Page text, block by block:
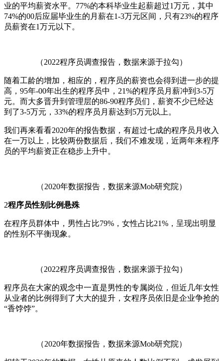
业的平均薪资水平。77%的本科毕业生起薪超过1万元，其中
74%的00后应届毕业生的月薪在1-3万元区间，只有23%的程序
员薪资在1万元以下。
（2022程序员调查报告，数据来源于拉勾）
随着工龄的增加，相应的，程序员的薪资也会得到进一步的提
高，95年-00年出生的程序员中，21%的程序员月薪冲到3-5万
元。而大多晋升到管理层的86-90程序员们，薪资不少已经达
到了3-5万元，33%的程序员月薪达到5万元以上。
我们再来看看2020年的报告数据，有超过七成的程序员月收入
在一万以上，比较两份数据后，我们不难发现，近两年来程序
员的平均薪资正在稳步上升中。
（2020年数据报告，数据来源Mob研究院）
2程序员性别比例悬殊
在程序员群体中，男性占比79%，女性占比21%，呈现出明显
的性别不平衡现象。
（2022程序员调查报告，数据来源于拉勾）
程序员在大家的观念中一直是男性的专属岗位，但近几年女性
从业者的比例得到了大大的提升，女程序员依旧是企业争抢的
“香饽饽”。
（2020年数据报告，数据来源Mob研究院）